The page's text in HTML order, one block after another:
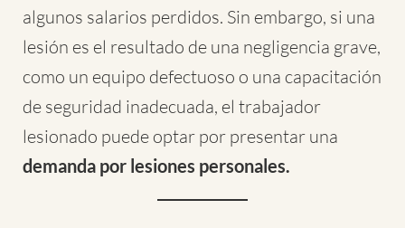
algunos salarios perdidos. Sin embargo, si una
lesión es el resultado de una negligencia grave,
como un equipo defectuoso o una capacitación
de seguridad inadecuada, el trabajador
lesionado puede optar por presentar una
demanda por lesiones personales.